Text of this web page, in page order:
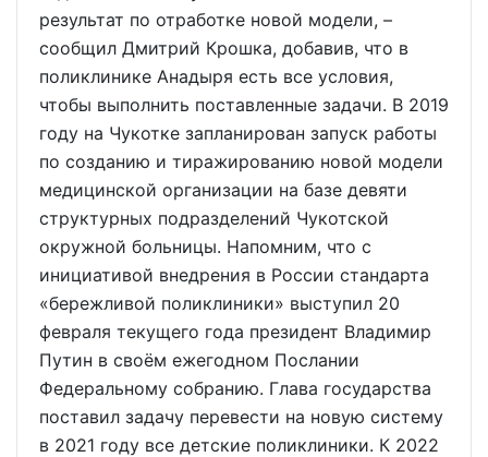
результат по отработке новой модели, –
сообщил Дмитрий Крошка, добавив, что в
поликлинике Анадыря есть все условия,
чтобы выполнить поставленные задачи. В 2019
году на Чукотке запланирован запуск работы
по созданию и тиражированию новой модели
медицинской организации на базе девяти
структурных подразделений Чукотской
окружной больницы. Напомним, что с
инициативой внедрения в России стандарта
«бережливой поликлиники» выступил 20
февраля текущего года президент Владимир
Путин в своём ежегодном Послании
Федеральному собранию. Глава государства
поставил задачу перевести на новую систему
в 2021 году все детские поликлиники. К 2022